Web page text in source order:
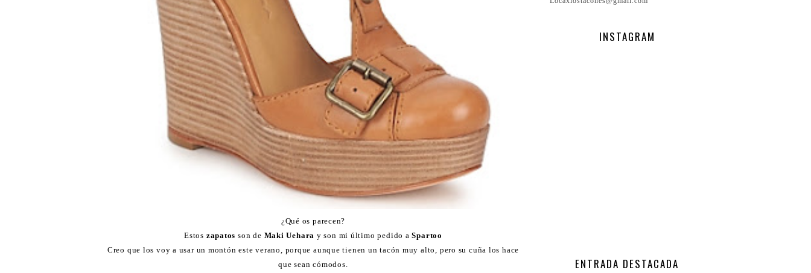
¿Qué os parecen?
Estos zapatos son de Maki Uehara y son mi último pedido a Spartoo
Creo que los voy a usar un montón este verano, porque aunque tienen un tacón muy alto, pero su cuña los hace
que sean cómodos.
INSTAGRAM
ENTRADA DESTACADA